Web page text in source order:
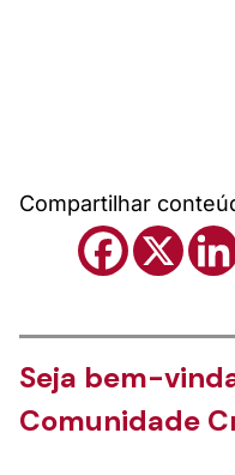
Compartilhar
Seja bem-
Comunidade